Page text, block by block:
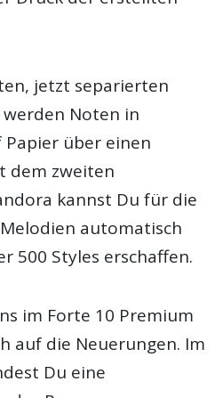
jetzt separierten
werden Noten in
über einen
dem zweiten
kannst Du für die
automatisch
500 Styles erschaffen.
im Forte 10 Premium
auf die Neuerungen. Im
Du eine